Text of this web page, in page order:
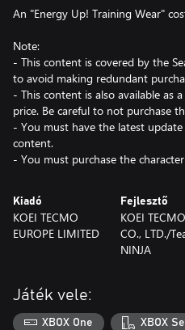
An "Energy Up! Training Wear"
Note:
- This content is covered by the
to avoid making redundant
- This content is also available as
price. Be careful to not purchase
- You must have the latest
content.
- You must purchase the
Kiadó
KOEI TECMO
EUROPE LIMITED
Fejlesztő
KOEI
CO., LTD./
NINJA
Játék vele:
XBOX One XBOX